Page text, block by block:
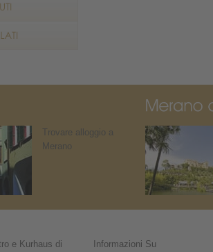
Trovare alloggio a
Merano
e Kurhaus di
Informazioni Su